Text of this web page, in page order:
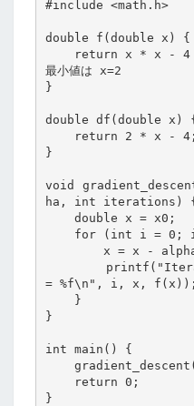
#include <math.h>
double f(double x) {
最小値は x=2
}
double df(double x)
}
void
ha, int iterations)
= %f\n", i, x, f(x));
}
int main() {
}